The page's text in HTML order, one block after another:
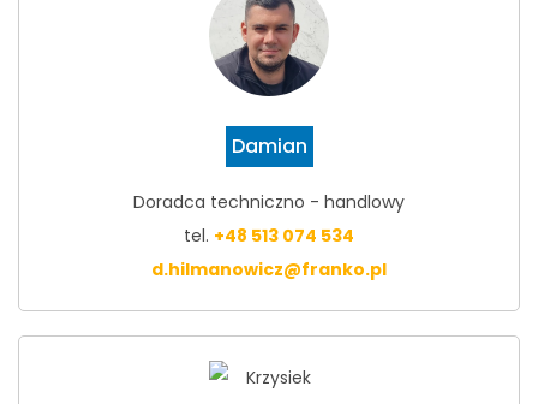
Damian
Doradca techniczno - handlowy
tel. +48 513 074 534
d.hilmanowicz@franko.pl